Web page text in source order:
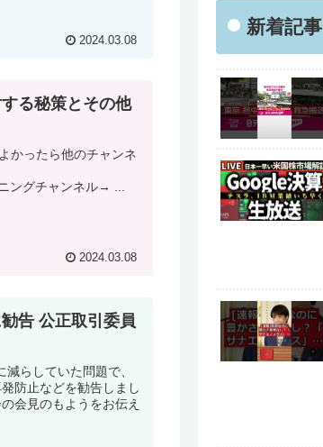
2024.03.08
る秘策とその他
かったら他のチャンネ
ングチャンネル→ ...
2024.03.08
告 公正取引委員
らしていた問題で、
防止などを勧告しまし
会見のもようをお伝え
新着記事